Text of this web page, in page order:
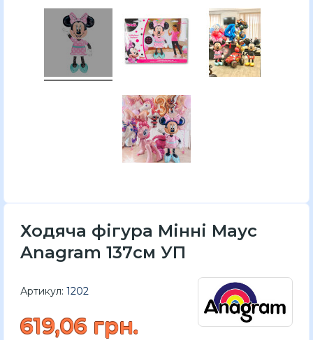
Ходяча фігура Мінні Маус
Anagram 137см УП
Артикул: 1202
619,06 грн.